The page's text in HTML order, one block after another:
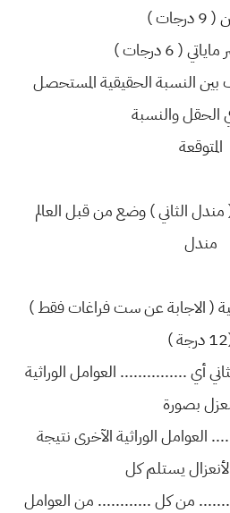
)
بين النسبة الحقيقية المستحصل
الحقل والنسبة
المتوقعة
( مندل الثاني ) وضع من قبل العالم
مندل
( الاجابة عن ست فراغات فقط )
)
أي ............... العوامل الوراثية
بصورة
الوراثية الآخرى نتيجة
يستلم كل
من كل ............ من العوامل